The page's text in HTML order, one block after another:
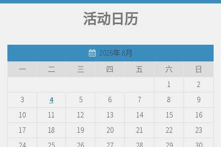
活动日历
2026年 8月
一
二 三 四 五 六
日
1
2
3
4 5 6 7 8
9
10
11 12 13 14 15
16
17
18 19 20 21 22
23